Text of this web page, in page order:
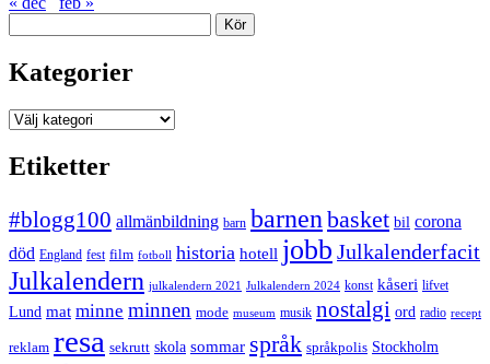
Kategorier
Kategorier
Etiketter
#blogg100 allmänbildning barn barnen basket bil corona
död England fest film fotboll historia hotell jobb Julkalenderfacit
Julkalendern julkalendern 2021 Julkalendern 2024 konst kåseri lifvet
Lund mat minne minnen mode museum musik nostalgi ord radio recept
reklam resa sekrutt skola sommar språk språkpolis Stockholm